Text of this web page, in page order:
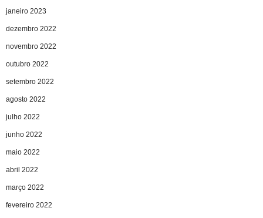
janeiro 2023
dezembro 2022
novembro 2022
outubro 2022
setembro 2022
agosto 2022
julho 2022
junho 2022
maio 2022
abril 2022
março 2022
fevereiro 2022